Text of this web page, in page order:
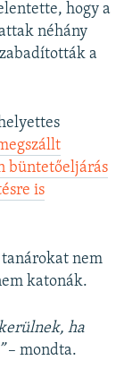
hogy a
néhány
a
büntetőeljárás
is
nem
katonák.
ha
– mondta.